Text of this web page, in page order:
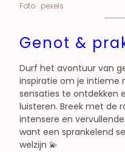
Foto : pexels
Genot &
Durf het avontuur van
inspiratie om je intieme
sensaties te ontdekken
luisteren. Breek met de
intensere en
want een sprankelend
welzijn 💫